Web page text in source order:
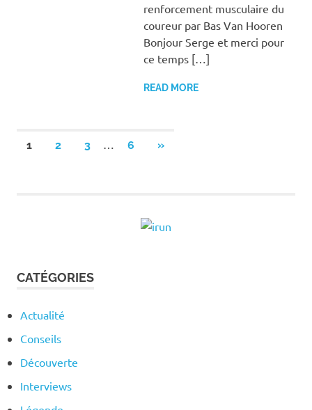
renforcement musculaire du
coureur par Bas Van Hooren
Bonjour Serge et merci pour
ce temps […]
READ MORE
Pagination
1 2 3 6
NEXT
»
CATÉGORIES
Actualité
Conseils
Découverte
Interviews